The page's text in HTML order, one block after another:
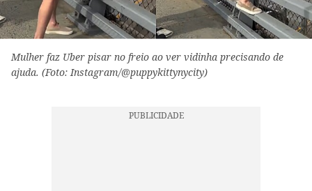
Mulher faz Uber pisar no freio ao ver vidinha precisando de
ajuda. (Foto: Instagram/@puppykittynycity)